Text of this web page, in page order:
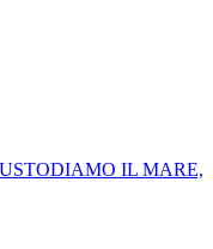
IL MARE,